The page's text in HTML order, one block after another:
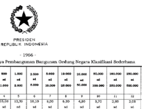
mutu. Aktivitas di rantai pasok ini
kontrak Pilihan jawaban (C)
hilir, Aktivitas utama adalah pada
serah terima, dan layanan
(D) salah karena dalam MRP tidak